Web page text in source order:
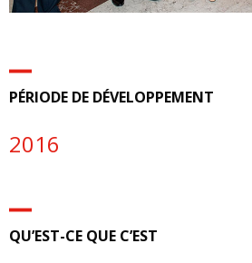
PÉRIODE DE DÉVELOPPEMENT
2016
QU’EST-CE QUE C’EST